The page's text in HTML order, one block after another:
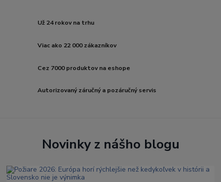
Už 24 rokov na trhu
Viac ako 22 000 zákazníkov
Cez 7000 produktov na eshope
Autorizovaný záručný a pozáručný servis
Novinky z nášho blogu